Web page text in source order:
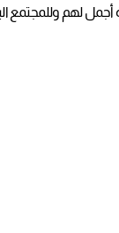
أجمل لهم